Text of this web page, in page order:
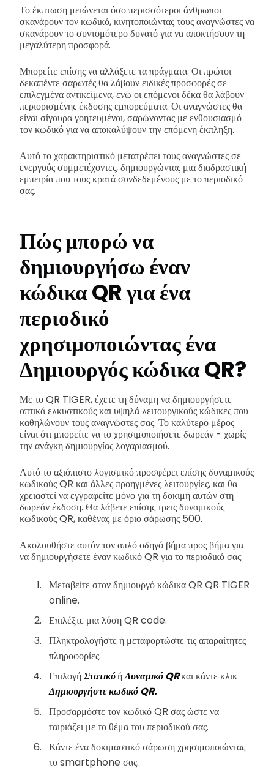
Το έκπτωση μειώνεται όσο περισσότεροι άνθρωποι
σκανάρουν τον κωδικό, κινητοποιώντας τους αναγνώστες να
σκανάρουν το συντομότερο δυνατό για να αποκτήσουν τη
μεγαλύτερη προσφορά.
Μπορείτε επίσης να αλλάξετε τα πράγματα. Οι πρώτοι
δεκαπέντε σαρωτές θα λάβουν ειδικές προσφορές σε
επιλεγμένα αντικείμενα, ενώ οι επόμενοι δέκα θα λάβουν
περιορισμένης έκδοσης εμπορεύματα. Οι αναγνώστες θα
είναι σίγουρα γοητευμένοι, σαρώνοντας με ενθουσιασμό
τον κωδικό για να αποκαλύψουν την επόμενη έκπληξη.
Αυτό το χαρακτηριστικό μετατρέπει τους αναγνώστες σε
ενεργούς συμμετέχοντες, δημιουργώντας μια διαδραστική
εμπειρία που τους κρατά συνδεδεμένους με το περιοδικό
σας.
Πώς μπορώ να
δημιουργήσω έναν
κώδικα QR για ένα
περιοδικό
χρησιμοποιώντας ένα
Δημιουργός κώδικα QR?
Με το QR TIGER, έχετε τη δύναμη να δημιουργήσετε
οπτικά ελκυστικούς και υψηλά λειτουργικούς κώδικες που
καθηλώνουν τους αναγνώστες σας. Το καλύτερο μέρος
είναι ότι μπορείτε να το χρησιμοποιήσετε δωρεάν - χωρίς
την ανάγκη δημιουργίας λογαριασμού.
Αυτό το αξιόπιστο λογισμικό προσφέρει επίσης δυναμικούς
κωδικούς QR και άλλες προηγμένες λειτουργίες, και θα
χρειαστεί να εγγραφείτε μόνο για τη δοκιμή αυτών στη
δωρεάν έκδοση. Θα λάβετε επίσης τρεις δυναμικούς
κωδικούς QR, καθένας με όριο σάρωσης 500.
Ακολουθήστε αυτόν τον απλό οδηγό βήμα προς βήμα για
να δημιουργήσετε έναν κωδικό QR για το περιοδικό σας:
Μεταβείτε στον δημιουργό κώδικα QR QR TIGER
online.
Επιλέξτε μια λύση QR code.
Πληκτρολογήστε ή μεταφορτώστε τις απαραίτητες
πληροφορίες.
ΕπιλογήΣτατικόήΔυναμικό QRκαι κάντε κλικ
Δημιουργήστε κωδικό QR.
Προσαρμόστε τον κωδικό QR σας ώστε να
ταιριάζει με το θέμα του περιοδικού σας.
Κάντε ένα δοκιμαστικό σάρωση χρησιμοποιώντας
το smartphone σας.